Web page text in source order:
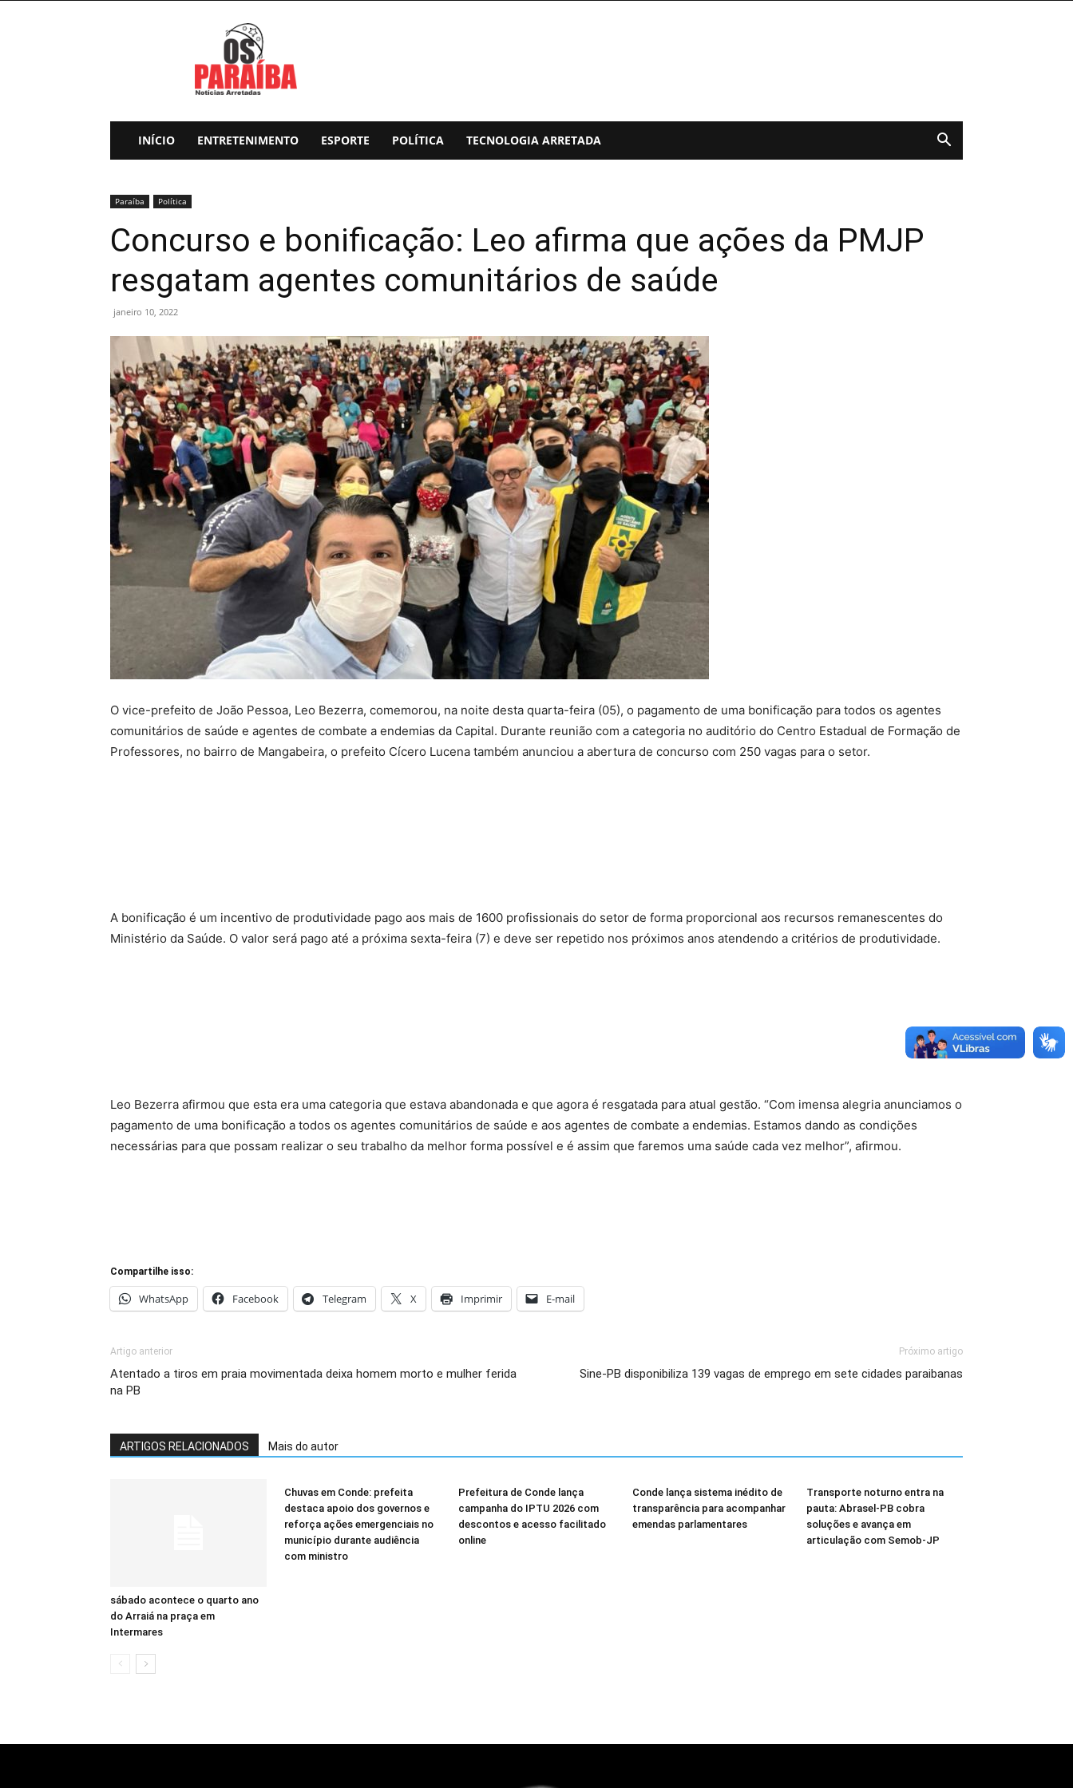
INÍCIO ENTRETENIMENTO ESPORTE POLÍTICA TECNOLOGIA ARRETADA
Paraíba Política
Concurso e bonificação: Leo afirma que ações da PMJP
resgatam agentes comunitários de saúde
janeiro 10, 2022
O vice-prefeito de João Pessoa, Leo Bezerra, comemorou, na noite desta quarta-feira (05), o pagamento de uma bonificação para todos os agentes
comunitários de saúde e agentes de combate a endemias da Capital. Durante reunião com a categoria no auditório do Centro Estadual de Formação de
Professores, no bairro de Mangabeira, o prefeito Cícero Lucena também anunciou a abertura de concurso com 250 vagas para o setor.
A bonificação é um incentivo de produtividade pago aos mais de 1600 profissionais do setor de forma proporcional aos recursos remanescentes do
Ministério da Saúde. O valor será pago até a próxima sexta-feira (7) e deve ser repetido nos próximos anos atendendo a critérios de produtividade.
Leo Bezerra afirmou que esta era uma categoria que estava abandonada e que agora é resgatada para atual gestão. “Com imensa alegria anunciamos o
pagamento de uma bonificação a todos os agentes comunitários de saúde e aos agentes de combate a endemias. Estamos dando as condições
necessárias para que possam realizar o seu trabalho da melhor forma possível e é assim que faremos uma saúde cada vez melhor”, afirmou.
Compartilhe isso:
WhatsApp Facebook Telegram X Imprimir E-mail
Artigo anterior
Atentado a tiros em praia movimentada deixa homem morto e mulher ferida
na PB
Próximo artigo
Sine-PB disponibiliza 139 vagas de emprego em sete cidades paraibanas
ARTIGOS RELACIONADOS Mais do autor
sábado acontece o quarto ano
do Arraiá na praça em
Intermares
Chuvas em Conde: prefeita
destaca apoio dos governos e
reforça ações emergenciais no
município durante audiência
com ministro
Prefeitura de Conde lança
campanha do IPTU 2026 com
descontos e acesso facilitado
online
Conde lança sistema inédito de
transparência para acompanhar
emendas parlamentares
Transporte noturno entra na
pauta: Abrasel-PB cobra
soluções e avança em
articulação com Semob-JP